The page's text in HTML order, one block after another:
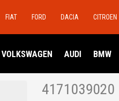
FIAT FORD DACIA CITROEN
VOLKSWAGEN AUDI BMW
4171039020